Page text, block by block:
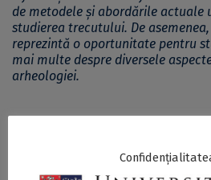
de metodele și abordările actuale
studierea trecutului. De
reprezintă o oportunitate pentru
mai multe despre diversele
arheologiei.
PERSOANELE CU